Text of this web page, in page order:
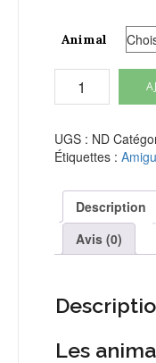
Animal
animaux
marins
-
UGS : ND
Étiquettes :
Description
Avis (0)
Les